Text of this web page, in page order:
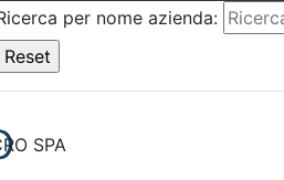
per nome azienda:
SPA